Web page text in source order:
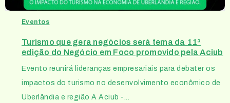
Eventos
Turismo que gera negócios será tema da 11ª
edição do Negócio em Foco promovido pela Aciub
Evento reunirá lideranças empresariais para debater os
impactos do turismo no desenvolvimento econômico de
Uberlândia e região A Aciub -...